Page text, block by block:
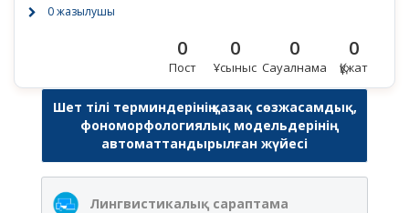
0 жазылушы
0
Пост
0
Ұсыныс
0
Сауалнама
0
Құжат
Шет тілі терминдерінің қазақ сөзжасамдық,
фономорфологиялық модельдерінің
автоматтандырылған жүйесі
Лингвистикалық сараптама